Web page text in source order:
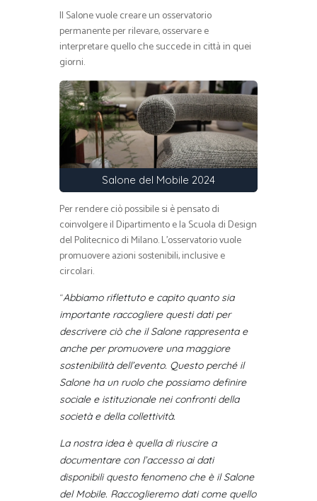
Il Salone vuole creare un osservatorio
permanente per rilevare, osservare e
interpretare quello che succede in città in quei
giorni.
Salone del Mobile 2024
Per rendere ciò possibile si è pensato di
coinvolgere il Dipartimento e la Scuola di Design
del Politecnico di Milano. L’osservatorio vuole
promuovere azioni sostenibili, inclusive e
circolari.
“Abbiamo riflettuto e capito quanto sia
importante raccogliere questi dati per
descrivere ciò che il Salone rappresenta e
anche per promuovere una maggiore
sostenibilità dell’evento. Questo perché il
Salone ha un ruolo che possiamo definire
sociale e istituzionale nei confronti della
società e della collettività.
La nostra idea è quella di riuscire a
documentare con l’accesso ai dati
disponibili questo fenomeno che è il Salone
del Mobile. Raccoglieremo dati come quello